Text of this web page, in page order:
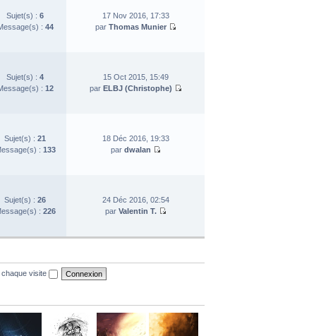
Sujet(s) : 6
: 44
17 Nov 2016, 17:33
par Thomas Munier
Sujet(s) : 4
: 12
15 Oct 2015, 15:49
par ELBJ (Christophe)
Sujet(s) : 21
: 133
18 Déc 2016, 19:33
par dwalan
Sujet(s) : 26
: 226
24 Déc 2016, 02:54
par Valentin T.
visite